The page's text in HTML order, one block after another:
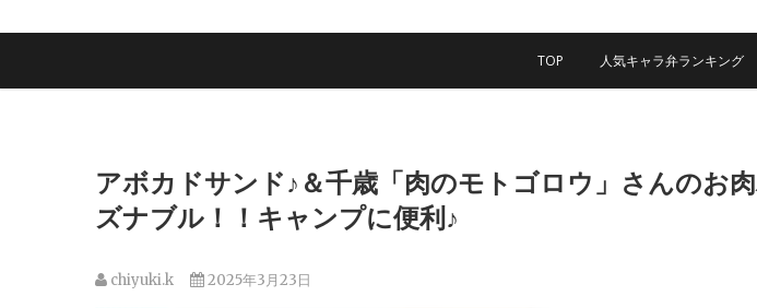
TOP 人気キャラ弁ランキング
アボカドサンド♪＆千歳「肉のモトゴロウ」さんのお
ズナブル！！キャンプに便利♪
chiyuki.k 2025年3月23日